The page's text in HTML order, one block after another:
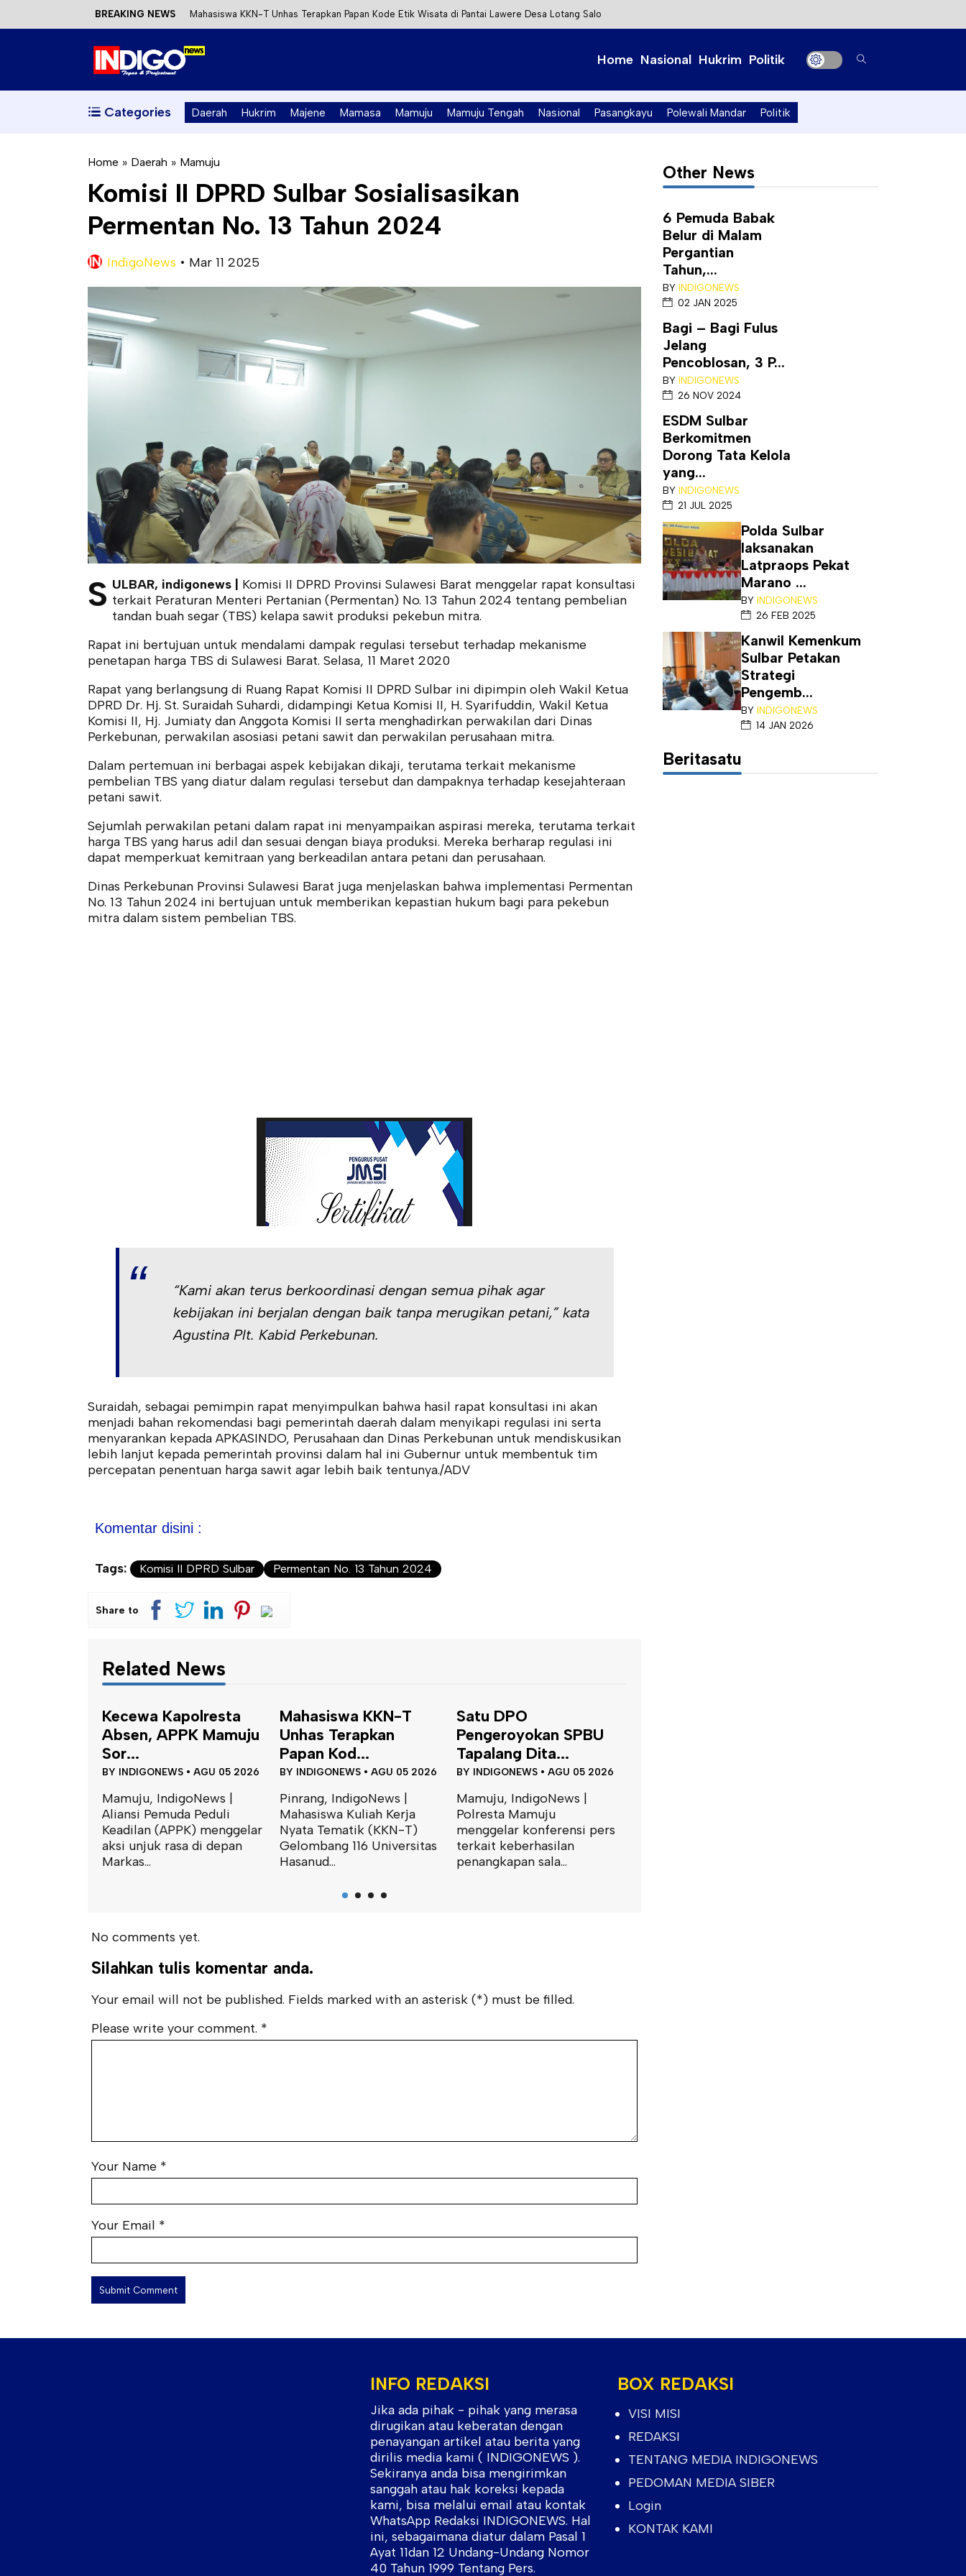
BREAKING NEWS Mahasiswa KKN-T Unhas Terapkan Papan Kode Etik Wisata di Pantai Lawere Desa Lotang Salo
Satu DPO Pengeroyokan SPBU Tapalang Ditangkap, Satu Lagi Kabur ke Kalimantan
Kecewa Kapolresta Absen, APPK Mamuju Soroti Kejanggalan Kasus Tambang Emas Ilegal
Home Nasional Hukrim Politik
Categories Daerah Hukrim Majene Mamasa Mamuju Mamuju Tengah Nasional Pasangkayu Polewali Mandar Politik
Home » Daerah » Mamuju
Komisi II DPRD Sulbar Sosialisasikan
Permentan No. 13 Tahun 2024
IndigoNews • Mar 11 2025
S ULBAR, indigonews |
Komisi II DPRD Provinsi Sulawesi Barat menggelar rapat konsultasi
terkait Peraturan Menteri Pertanian (Permentan) No. 13 Tahun 2024 tentang pembelian
tandan buah segar (TBS) kelapa sawit produksi pekebun mitra.
Rapat ini bertujuan untuk mendalami dampak regulasi tersebut terhadap mekanisme
penetapan harga TBS di Sulawesi Barat. Selasa, 11 Maret 2020
Rapat yang berlangsung di Ruang Rapat Komisi II DPRD Sulbar ini dipimpin oleh Wakil Ketua
DPRD Dr. Hj. St. Suraidah Suhardi, didampingi Ketua Komisi II, H. Syarifuddin, Wakil Ketua
Komisi II, Hj. Jumiaty dan Anggota Komisi II serta menghadirkan perwakilan dari Dinas
Perkebunan, perwakilan asosiasi petani sawit dan perwakilan perusahaan mitra.
Dalam pertemuan ini berbagai aspek kebijakan dikaji, terutama terkait mekanisme
pembelian TBS yang diatur dalam regulasi tersebut dan dampaknya terhadap kesejahteraan
petani sawit.
Sejumlah perwakilan petani dalam rapat ini menyampaikan aspirasi mereka, terutama terkait
harga TBS yang harus adil dan sesuai dengan biaya produksi. Mereka berharap regulasi ini
dapat memperkuat kemitraan yang berkeadilan antara petani dan perusahaan.
Dinas Perkebunan Provinsi Sulawesi Barat juga menjelaskan bahwa implementasi Permentan
No. 13 Tahun 2024 ini bertujuan untuk memberikan kepastian hukum bagi para pekebun
mitra dalam sistem pembelian TBS.
“Kami akan terus berkoordinasi dengan semua pihak agar
kebijakan ini berjalan dengan baik tanpa merugikan petani,” kata
Agustina Plt. Kabid Perkebunan.
Suraidah, sebagai pemimpin rapat menyimpulkan bahwa hasil rapat konsultasi ini akan
menjadi bahan rekomendasi bagi pemerintah daerah dalam menyikapi regulasi ini serta
menyarankan kepada APKASINDO, Perusahaan dan Dinas Perkebunan untuk mendiskusikan
lebih lanjut kepada pemerintah provinsi dalam hal ini Gubernur untuk membentuk tim
percepatan penentuan harga sawit agar lebih baik tentunya./ADV
Komentar disini :
Tags: Komisi II DPRD Sulbar Permentan No. 13 Tahun 2024
Share to
Related News
Mahasiswa KKN-T
Unhas Terapkan
Papan Kod...
BY INDIGONEWS • AGU 05 2026
Pinrang, IndigoNews |
Mahasiswa Kuliah Kerja
Nyata Tematik (KKN-T)
Gelombang 116 Universitas
Hasanud...
Satu DPO
Pengeroyokan SPBU
Tapalang Dita...
BY INDIGONEWS • AGU 05 2026
Mamuju, IndigoNews |
Polresta Mamuju
menggelar konferensi pers
terkait keberhasilan
penangkapan sala...
Dinas ESDM Sulbar
Siap Perkuat
Integrasi...
BY INDIGONEWS •JUL 31 2026
Mamuju, IndigoNews |
Kepala Bidang Geologi dan
Air Tanah Dinas Energi dan
Sumber Daya Mineral
(ESDM)...
No comments yet.
Silahkan tulis komentar anda.
Your email will not be published. Fields marked with an asterisk (*) must be filled.
Please write your comment. *
Your Name *
Your Email *
Other News
6 Pemuda Babak
Belur di Malam
Pergantian
Tahun,...
BY INDIGONEWS
02 JAN 2025
Bagi – Bagi Fulus
Jelang
Pencoblosan, 3 P...
BY INDIGONEWS
26 NOV 2024
ESDM Sulbar
Berkomitmen
Dorong Tata Kelola
yang...
BY INDIGONEWS
21 JUL 2025
Polda Sulbar
laksanakan
Latpraops Pekat
Marano ...
BY INDIGONEWS
26 FEB 2025
Kanwil Kemenkum
Sulbar Petakan
Strategi
Pengemb...
BY INDIGONEWS
14 JAN 2026
Beritasatu
INFO REDAKSI
Jika ada pihak - pihak yang merasa
dirugikan atau keberatan dengan
penayangan artikel atau berita yang
dirilis media kami ( INDIGONEWS ).
Sekiranya anda bisa mengirimkan
sanggah atau hak koreksi kepada
kami, bisa melalui email atau kontak
WhatsApp Redaksi INDIGONEWS. Hal
ini, sebagaimana diatur dalam Pasal 1
Ayat 11dan 12 Undang-Undang Nomor
40 Tahun 1999 Tentang Pers.
BOX REDAKSI
VISI MISI
REDAKSI
TENTANG MEDIA INDIGONEWS
PEDOMAN MEDIA SIBER
Login
KONTAK KAMI